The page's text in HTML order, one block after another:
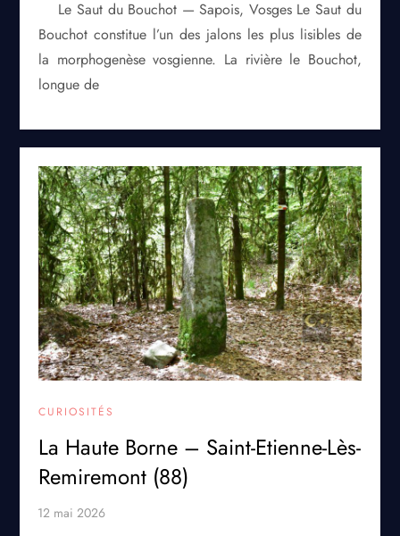
Le Saut du Bouchot — Sapois, Vosges Le Saut du
Bouchot constitue l’un des jalons les plus lisibles de
la morphogenèse vosgienne. La rivière le Bouchot,
longue de
CURIOSITÉS
La Haute Borne – Saint-Etienne-Lès-
Remiremont (88)